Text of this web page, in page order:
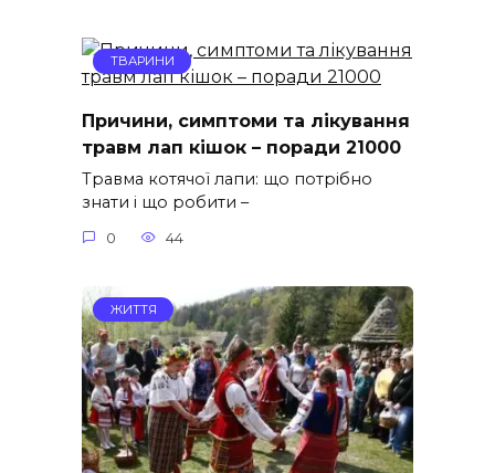
ТВАРИНИ
Причини, симптоми та лікування
травм лап кішок – поради 21000
Травма котячої лапи: що потрібно
знати і що робити –
0 44
ЖИТТЯ